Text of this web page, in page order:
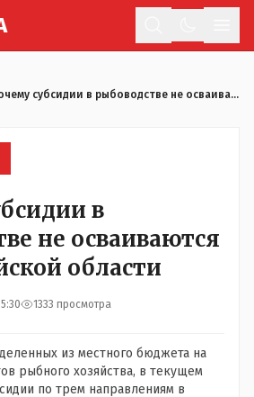
Почему субсидии в рыбоводстве не осваиваются в Костанайской области
в
не осваиваются
области
1333 просмотра
из местного бюджета на
рыбного хозяйства, в текущем
по трем направлениям в